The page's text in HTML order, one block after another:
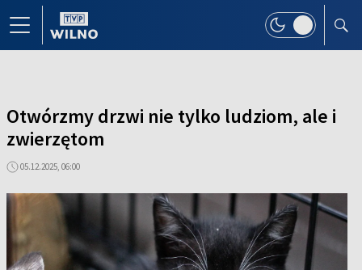
Otwórzmy drzwi nie tylko ludziom, ale i
zwierzętom
05.12.2025, 06:00